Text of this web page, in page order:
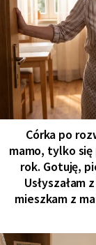
Córka po
mamo, tylko
rok. Gotuję,
mieszkam z